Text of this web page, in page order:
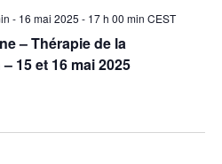
– Thérapie de la
15 et 16 mai 2025
- 16 mai 2025 - 17 h 00 min CEST